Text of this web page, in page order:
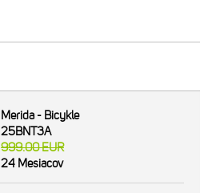
Merida - Bicykle
25BNT3A
999.00EUR
24 Mesiacov